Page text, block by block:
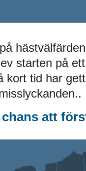
starten på
kort tid har
att